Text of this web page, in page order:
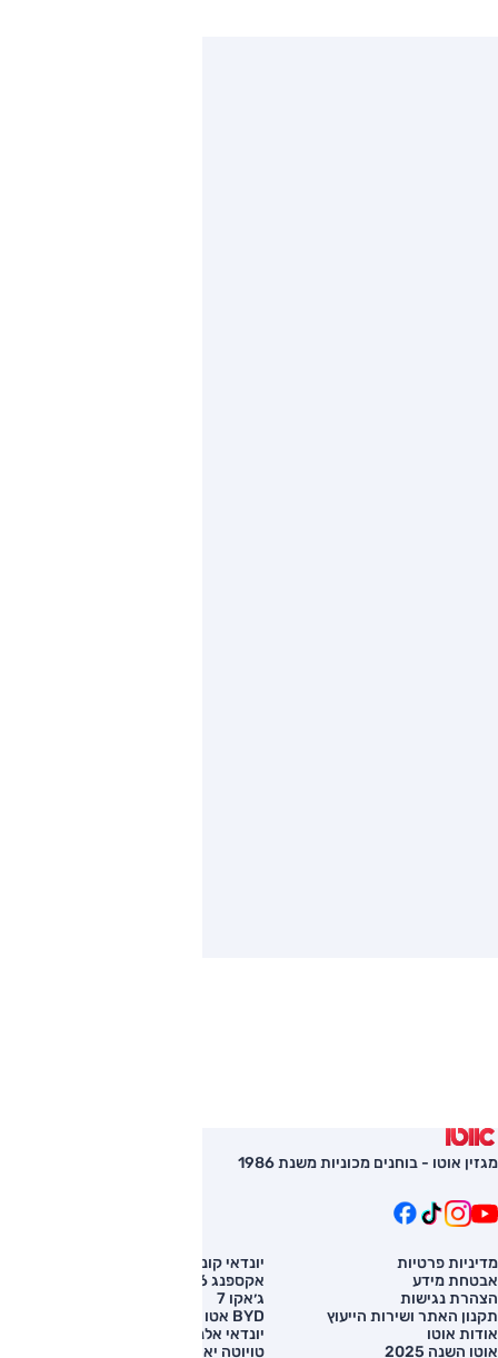
מגזין אוטו - בוחנים מכוניות משנת 1986
מדיניות פרטיות
אבטחת מידע
הצהרת נגישות
תקנון האתר ושירות הייעוץ
אודות אוטו
אוטו השנה 2025
יונדאי קונה
אקספנג G6
ג׳אקו 7
BYD אטו 3
יונדאי אלנטרה
טויוטה יאריס קרוס